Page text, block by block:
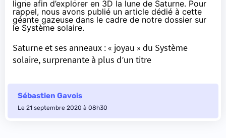
ligne afin d’explorer en 3D la lune de Saturne. Pour
rappel, nous avons publié un article dédié à cette
géante gazeuse dans le cadre de notre dossier sur
le Système solaire.
Saturne et ses anneaux : « joyau » du Système
solaire, surprenante à plus d’un titre
Sébastien Gavois
Le 21 septembre 2020 à 08h30